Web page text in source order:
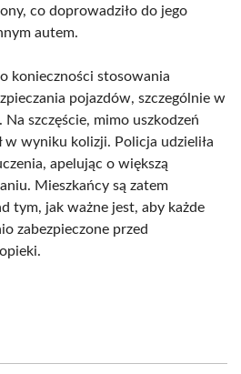
co doprowadziło do jego
autem.
konieczności stosowania
pojazdów, szczególnie w
szczęście, mimo uszkodzeń
w wyniku kolizji. Policja udzieliła
apelując o większą
Mieszkańcy są zatem
tym, jak ważne jest, aby każde
zabezpieczone przed